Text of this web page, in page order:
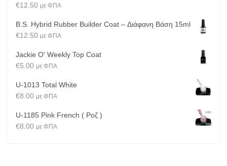
€12.50 με ΦΠΑ
B.S. Hybrid Rubber Builder Coat – Διάφανη Βάση 15ml
€12.50 με ΦΠΑ
Jackie O' Weekly Top Coat
€5.00 με ΦΠΑ
U-1013 Total White
€8.00 με ΦΠΑ
U-1185 Pink French ( Ροζ )
€8.00 με ΦΠΑ